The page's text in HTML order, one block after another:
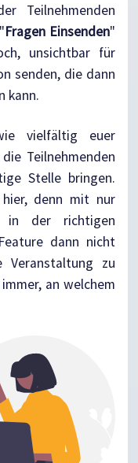
Teilnehmenden
Fragen Einsenden"
unsichtbar für
senden, die dann
kann.
vielfältig euer
Teilnehmenden
Stelle bringen.
denn mit nur
in der richtigen
dann nicht
zu
an welchem